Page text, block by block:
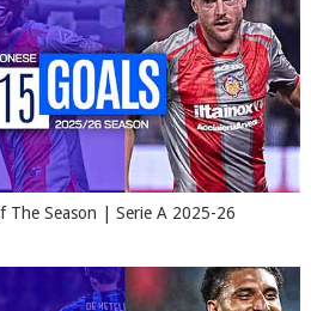
The Season | Serie A 2025-26